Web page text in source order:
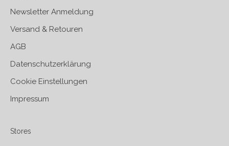
Newsletter Anmeldung
Versand & Retouren
AGB
Datenschutzerklärung
Cookie Einstellungen
Impressum
Stores